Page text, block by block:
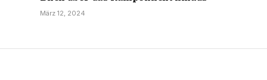
März 12, 2024